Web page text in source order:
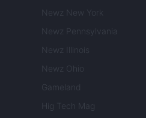
Newz New York
Newz Pennsylvania
Newz Illinois
Newz Ohio
Gameland
Hig Tech Mag